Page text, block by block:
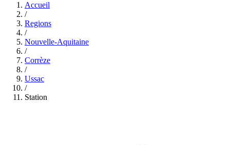
Accueil
/
Regions
/
Nouvelle-Aquitaine
/
Corrèze
/
Ussac
/
Station